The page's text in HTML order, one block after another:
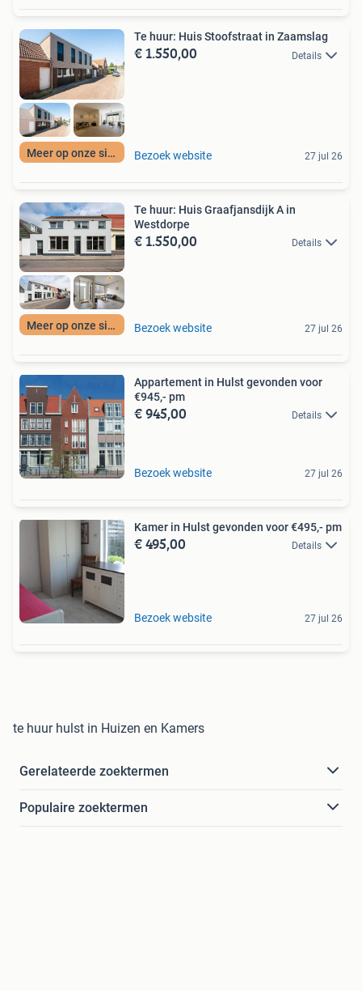
Meer op onze site
Te huur: Huis Stoofstraat in Zaamslag
€ 1.550,00 Details
Bezoek website 27 jul 26
Meer op onze site
Te huur: Huis Graafjansdijk A in
Westdorpe
€ 1.550,00 Details
Bezoek website 27 jul 26
Appartement in Hulst gevonden voor
€945,- pm
€ 945,00 Details
Bezoek website 27 jul 26
Kamer in Hulst gevonden voor €495,- pm
€ 495,00 Details
Bezoek website 27 jul 26
te huur hulst in Huizen en Kamers
Gerelateerde zoektermen
Populaire zoektermen